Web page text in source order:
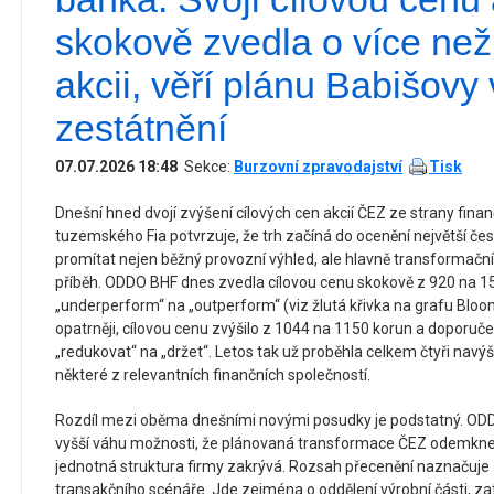
skokově zvedla o více
akcii, věří plánu Babišovy
zestátnění
07.07.2026 18:48 Sekce: Burzovní zpravodajství Tisk
Dnešní hned dvojí zvýšení cílových cen akcií ČEZ ze strany
tuzemského Fia potvrzuje, že trh začíná do ocenění největší
promítat nejen běžný provozní výhled, ale hlavně
příběh. ODDO BHF dnes zvedla cílovou cenu skokově z 920 na
„underperform“ na „outperform“ (viz žlutá křivka na grafu
opatrněji, cílovou cenu zvýšilo z 1044 na 1150 korun a
„redukovat“ na „držet“. Letos tak už proběhla celkem čtyři
některé z relevantních finančních společností.
Rozdíl mezi oběma dnešními novými posudky je podstatný.
vyšší váhu možnosti, že plánovaná transformace ČEZ
jednotná struktura firmy zakrývá. Rozsah přecenění
transakčního scénáře. Jde zejména o oddělení výrobní části,